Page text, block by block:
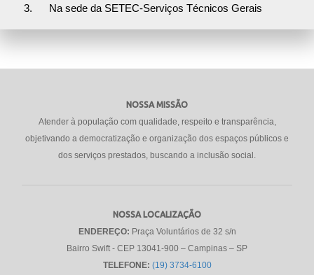
Na sede da SETEC-Serviços Técnicos Gerais
NOSSA MISSÃO
Atender à população com qualidade, respeito e transparência,
objetivando a democratização e organização dos espaços públicos e
dos serviços prestados, buscando a inclusão social.
NOSSA LOCALIZAÇÃO
ENDEREÇO: Praça Voluntários de 32 s/n
Bairro Swift - CEP 13041-900 – Campinas – SP
TELEFONE: (19) 3734-6100